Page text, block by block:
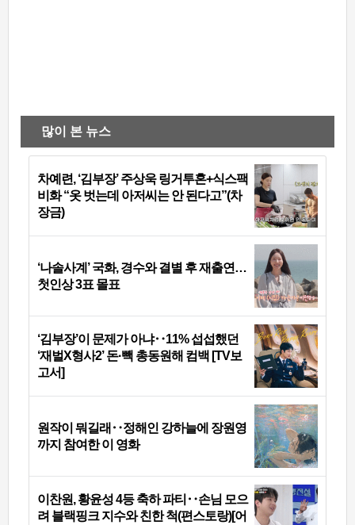
많이 본 뉴스
차예련, ‘김부장’ 주상욱 링거투혼+식스팩
비화 “옷 벗는데 아저씨는 안 된다고”(차
장금)
‘나솔사계’ 국화, 경수와 결별 후 재출연…
첫인상 3표 몰표
‘김부장’이 문제가 아냐‥11% 섭섭했던
‘재벌X형사2’ 돈·빽 총동원해 컴백 [TV보
고서]
원작이 뭐길래‥정해인 강하늘에 장원영
까지 참여한 이 영화
이찬원, 황윤성 4등 축하 파티‥손님 모으
려 블랙핑크 지수와 친한 척(편스토랑)[어